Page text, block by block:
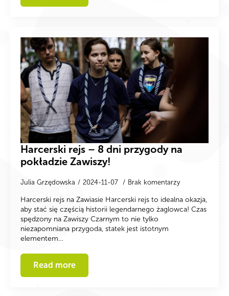
Harcerski rejs – 8 dni przygody na
pokładzie Zawiszy!
Julia Grzędowska 2024-11-07 Brak komentarzy
Harcerski rejs na Zawiasie Harcerski rejs to idealna okazja,
aby stać się częścią historii legendarnego żaglowca! Czas
spędzony na Zawiszy Czarnym to nie tylko
niezapomniana przygoda, statek jest istotnym
elementem…
Read more